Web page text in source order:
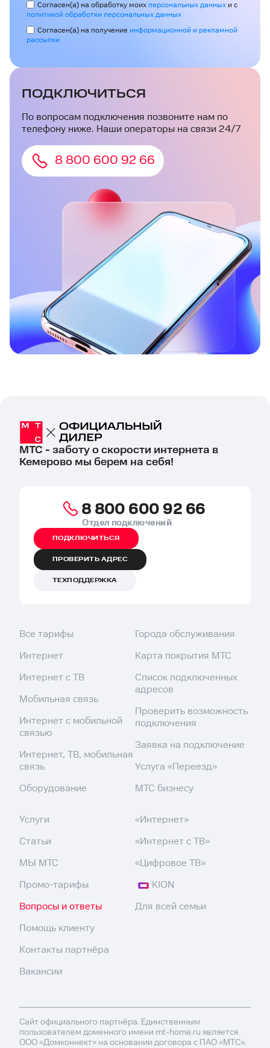
Согласен(а) на обработку моих персональных данных и с
политикой обработки персональных данных
Согласен(а) на получение информационной и рекламной
рассылки
ПОДКЛЮЧИТЬСЯ
По вопросам подключения позвоните нам по
телефону ниже. Наши операторы на связи 24/7
8 800 600 92 66
МТС - заботу о скорости интернета в
Кемерово мы берем на себя!
8 800 600 92 66
Отдел подключений
ПОДКЛЮЧИТЬСЯ
ПРОВЕРИТЬ АДРЕС
ТЕХПОДДЕРЖКА
Все тарифы
Интернет
Интернет с ТВ
Мобильная связь
Интернет с мобильной
связью
Интернет, ТВ, мобильная
связь
Оборудование
Города обслуживания
Карта покрытия МТС
Список подключенных
адресов
Проверить возможность
подключения
Заявка на подключение
Услуга «Переезд»
МТС бизнесу
Услуги
Статьи
МЫ МТС
Промо-тарифы
Вопросы и ответы
Помощь клиенту
Контакты партнёра
Вакансии
«Интернет»
«Интернет с ТВ»
«Цифровое ТВ»
KION
Для всей семьи
Сайт официального партнёра. Единственным
пользователем доменного имени mt-home.ru является
ООО «Домконнект» на основании договора с ПАО «МТС».